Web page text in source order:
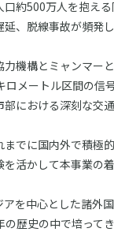
口約500万人を抱え
、脱線事故が頻発
力機構とミャンマー
ロメートル区間の信
における深刻な交
でに国内外で積極
活かして本事業の
アを中心とした諸外
の歴史の中で培って